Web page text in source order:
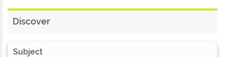
Discover
Subject